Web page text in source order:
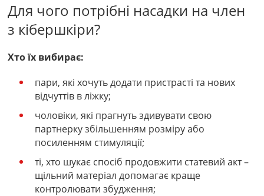
Для чого потрібні насадки на член
з кібершкіри?
Хто їх вибирає:
пари, які хочуть додати пристрасті та нових
відчуттів в ліжку;
чоловіки, які прагнуть здивувати свою
партнерку збільшенням розміру або
посиленням стимуляції;
ті, хто шукає спосіб продовжити статевий акт –
щільний матеріал допомагає краще
контролювати збудження;